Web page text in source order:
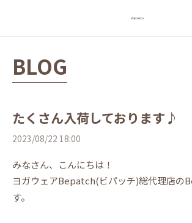
BLOG
たくさん入荷しております♪
2023/08/22 18:00
みなさん、こんにちは！
ヨガウェアBepatch(ビパッチ)総代理店の
す。